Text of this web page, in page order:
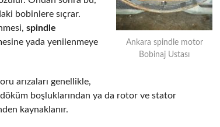
Ankara spindle motor
Bobinaj Ustası
bobinlere sıçrar.
spindle
yada yenilenmeye
arızaları genellikle,
döküm boşluklarından ya da rotor ve stator
kaynaklanır.